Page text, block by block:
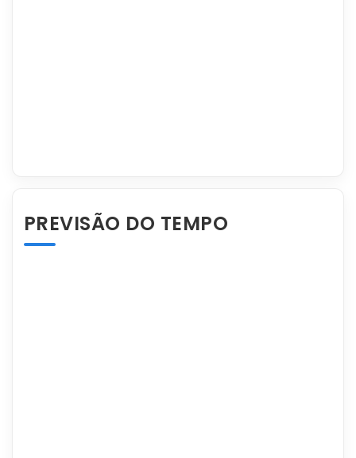
PREVISÃO DO TEMPO